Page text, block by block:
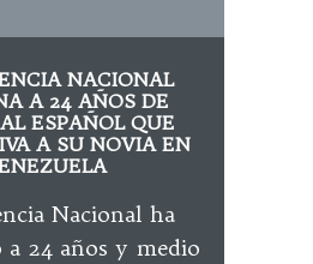
NACIONAL
A 24 AÑOS DE
ESPAÑOL QUE
A SU NOVIA EN
Nacional ha
a 24 años y medio